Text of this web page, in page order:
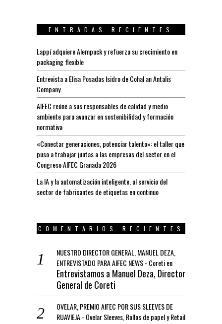
ENTRADAS RECIENTES
Lappí adquiere Alempack y refuerza su crecimiento en
packaging flexible
Entrevista a Elisa Posadas Isidro de Cohal an Antalis
Company
AIFEC reúne a sus responsables de calidad y medio
ambiente para avanzar en sostenibilidad y formación
normativa
«Conectar generaciones, potenciar talento»: el taller que
puso a trabajar juntas a las empresas del sector en el
Congreso AIFEC Granada 2026
La IA y la automatización inteligente, al servicio del
sector de fabricantes de etiquetas en continuo
COMENTARIOS RECIENTES
NUESTRO DIRECTOR GENERAL, MANUEL DEZA,
ENTREVISTADO PARA AIFEC NEWS - Coretien
Entrevistamos a Manuel Deza, Director
General de Coreti
OVELAR, PREMIO AIFEC POR SUS SLEEVES DE
RUAVIEJA - Ovelar Sleeves, Rollos de papel y Retail